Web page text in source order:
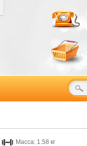
Масса: 1.58 кг